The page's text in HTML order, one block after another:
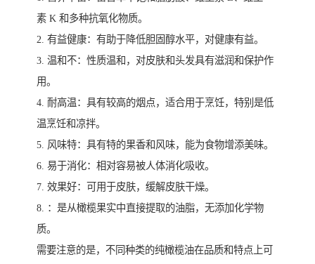
素 K 和多种抗氧化物质。
2. 有益健康：有助于降低胆固醇水平，对健康有益。
3. 温和不：性质温和，对皮肤和头发具有滋润和保护作
用。
4. 耐高温：具有较高的烟点，适合用于烹饪，特别是低
温烹饪和凉拌。
5. 风味特：具有特的果香和风味，能为食物增添美味。
6. 易于消化：相对容易被人体消化吸收。
7. 效果好：可用于皮肤，缓解皮肤干燥。
8. ：是从橄榄果实中直接提取的油脂，无添加化学物
质。
需要注意的是，不同种类的纯橄榄油在品质和特点上可